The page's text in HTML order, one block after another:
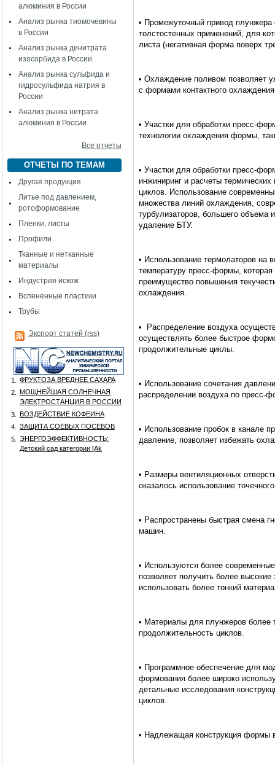
алюминия в России
Анализ рынка тиомочевины
в России
Анализ рынка динитрата
изосорбида в России
Анализ рынка сульфида и
гидросульфида натрия в
России
Анализ рынка нитрата
алюминия в России
Все отчеты
ОТЧЕТЫ ПО ТЕМАМ
Другая продукция
Литье под давлением,
ротоформование
Пленки, листы
Профили
Тканные и нетканные
материалы
Индустрия искож
Вспененные пластики
Трубы
Экспорт статей (rss)
1.
ФРУКТОЗА ВРЕДНЕЕ САХАРА
2.
МОЩНЕЙШАЯ СОЛНЕЧНАЯ
ЭЛЕКТРОСТАНЦИЯ В РОССИИ
3.
ВОЗДЕЙСТВИЕ КОФЕИНА
4.
ЗАЩИТА СОЕВЫХ ПОСЕВОВ
5.
ЭНЕРГОЭФФЕКТИВНОСТЬ:
Детский сад категории [Аk
• Промежуточный привод плунжера
толстостенных применений, для
листа (негативная форма поверх
• Охлаждение поливом позволяет
с формами контактного
• Участки для обработки пресс-
технологии охлаждения формы,
• Участки для обработки пресс-
инжиниринг и расчеты
циклов. Использование
множества линий охлаждения,
турбулизаторов, большего объема
удаление БТУ.
• Использование термолаторов на
температуру пресс-формы,
преимущество повышения
охлаждения.
•
Распределение воздуха
осуществлять более быстрое
продолжительные циклы.
• Использование сочетания
распределении воздуха по пресс-
• Использование пробок в канале
давление, позволяет избежать
• Размеры вентиляционных
оказалось использование
• Распространены быстрая смена
машин.
• Используются более
позволяет получить более
использовать более тонкий
• Материалы для плунжеров более
продолжительность циклов.
• Программное обеспечение для
формования более широко
детальные исследования
циклов.
• Надлежащая конструкция формы